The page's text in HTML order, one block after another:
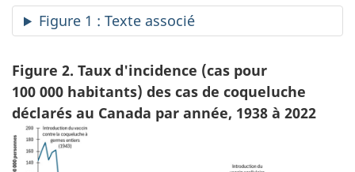
Figure 1 : Texte associé
Figure 2. Taux d'incidence (cas pour
100 000 habitants) des cas de coqueluche
déclarés au Canada par année, 1938 à 2022